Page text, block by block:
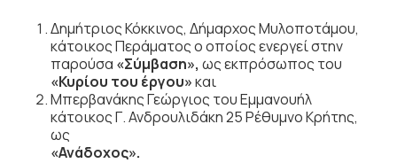
Δημήτριος Κόκκινος, Δήμαρχος Μυλοποτάμου,
κάτοικος Περάματος ο οποίος ενεργεί στην
παρούσα «Σύμβαση», ως εκπρόσωπος του
«Κυρίου του έργου»και
Μπερβανάκης Γεώργιος του Εμμανουήλ
κάτοικος Γ. Ανδρουλιδάκη 25 Ρέθυμνο Κρήτης,
ως
«Ανάδοχος».